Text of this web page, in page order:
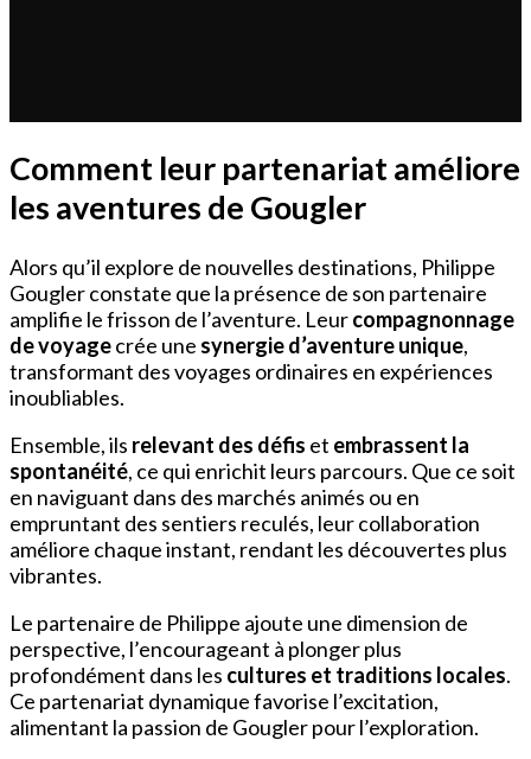
Comment leur partenariat améliore
les aventures de Gougler
Alors qu’il explore de nouvelles destinations, Philippe
Gougler constate que la présence de son partenaire
amplifie le frisson de l’aventure. Leurcompagnonnage
de voyagecrée une synergie d’aventure unique,
transformant des voyages ordinaires en expériences
inoubliables.
Ensemble, ils relevant des défis et embrassent la
spontanéité, ce qui enrichit leurs parcours. Que ce soit
en naviguant dans des marchés animés ou en
empruntant des sentiers reculés, leur collaboration
améliore chaque instant, rendant les découvertes plus
vibrantes.
Le partenaire de Philippe ajoute une dimension de
perspective, l’encourageant à plonger plus
profondément dans les cultures et traditions locales.
Ce partenariat dynamique favorise l’excitation,
alimentant la passion de Gougler pour l’exploration.